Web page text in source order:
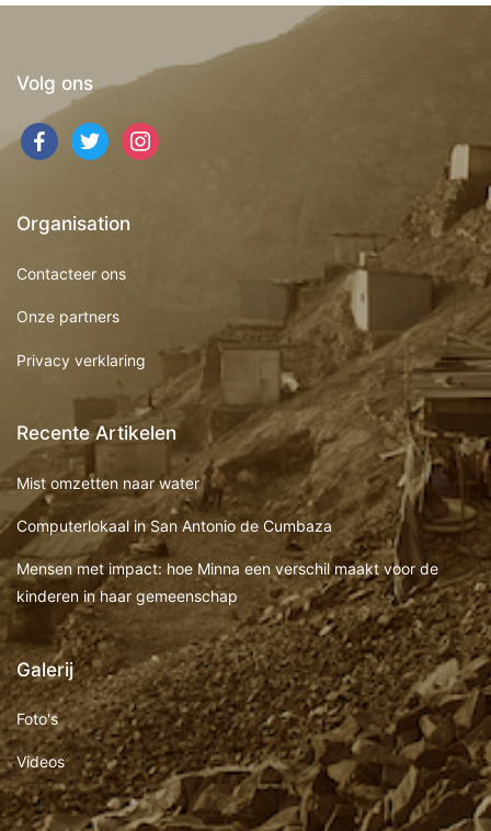
Volg ons
Organisation
Contacteer ons
Onze partners
Privacy verklaring
Recente Artikelen
Mist omzetten naar water
Computerlokaal in San Antonio de Cumbaza
Mensen met impact: hoe Minna een verschil maakt voor de
kinderen in haar gemeenschap
Galerij
Foto's
Videos